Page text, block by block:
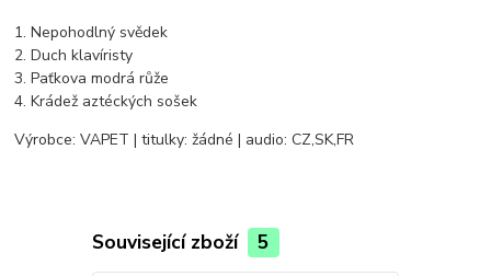
1. Nepohodlný svědek
2. Duch klavíristy
3. Paťkova modrá růže
4. Krádež aztéckých sošek
Výrobce: VAPET | titulky: žádné | audio: CZ,SK,FR
Související zboží 5